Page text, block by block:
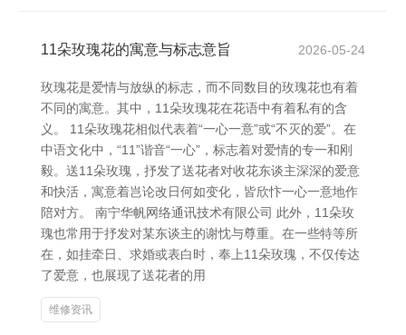
11朵玫瑰花的寓意与标志意旨 2026-05-24
玫瑰花是爱情与放纵的标志，而不同数目的玫瑰花也有着
不同的寓意。其中，11朵玫瑰花在花语中有着私有的含
义。 11朵玫瑰花相似代表着“一心一意”或“不灭的爱”。在
中语文化中，“11”谐音“一心”，标志着对爱情的专一和刚
毅。送11朵玫瑰，抒发了送花者对收花东谈主深深的爱意
和快活，寓意着岂论改日何如变化，皆欣忭一心一意地作
陪对方。 南宁华帆网络通讯技术有限公司 此外，11朵玫
瑰也常用于抒发对某东谈主的谢忱与尊重。在一些特等所
在，如挂牵日、求婚或表白时，奉上11朵玫瑰，不仅传达
了爱意，也展现了送花者的用
维修资讯